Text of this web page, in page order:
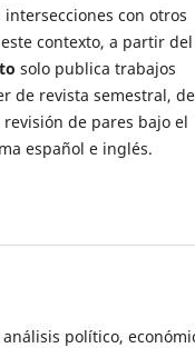
con otros
contexto, a partir del
solo publica trabajos
de revista semestral, de
de pares bajo el
español e inglés.
político,